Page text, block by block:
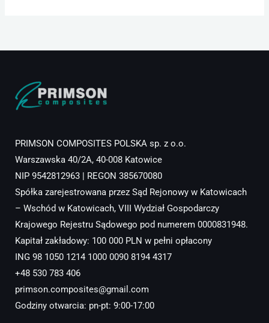
PRIMSON COMPOSITES POLSKA sp. z o.o.
Warszawska 40/2A, 40-008 Katowice
NIP 9542812963 | REGON 385670080
Spółka zarejestrowana przez Sąd Rejonowy w Katowicach
– Wschód w Katowicach, VIII Wydział Gospodarczy
Krajowego Rejestru Sądowego pod numerem 0000831948.
Kapitał zakładowy: 100 000 PLN w pełni opłacony
ING 98 1050 1214 1000 0090 8194 4317
+48 530 783 406
primson.composites@gmail.com
Godziny otwarcia: pn-pt: 9:00-17:00